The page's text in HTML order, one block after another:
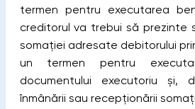
termen pentru executarea
creditorul va trebui să prezinte
somației adresate debitorului
un termen pentru
documentului executoriu și,
înmânării sau recepționării